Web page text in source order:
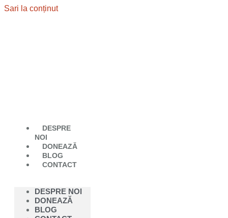
Sari la conținut
DESPRE
NOI
DONEAZĂ
BLOG
CONTACT
DESPRE NOI
DONEAZĂ
BLOG